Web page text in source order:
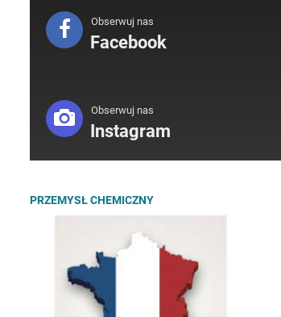
Obserwuj nas
Facebook
Obserwuj nas
Instagram
PRZEMYSŁ CHEMICZNY